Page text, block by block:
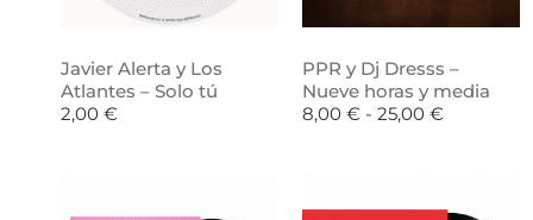
Javier Alerta y Los
Atlantes – Solo tú
2,00 €
PPR y Dj Dresss –
Nueve horas y media
8,00 € - 25,00 €